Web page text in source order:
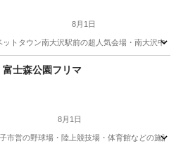
8月1日
ットタウン南大沢駅前の超人気会場・南大沢
フリーマーケット
富士森公園フリマ
8月1日
市営の野球場・陸上競技場・体育館などの施